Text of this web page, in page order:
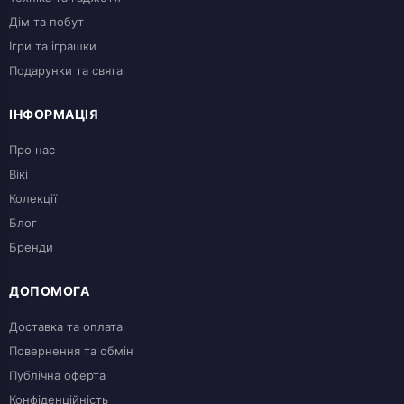
Дім та побут
Ігри та іграшки
Подарунки та свята
ІНФОРМАЦІЯ
Про нас
Вікі
Колекції
Блог
Бренди
ДОПОМОГА
Доставка та оплата
Повернення та обмін
Публічна оферта
Конфіденційність